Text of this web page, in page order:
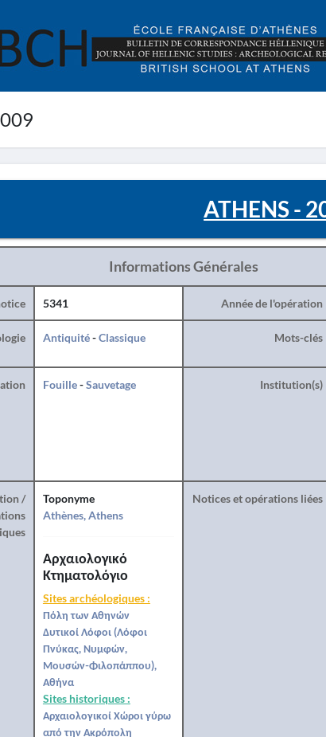
ATHENS -
Informations Générales
5341 Année de l'opération
Antiquité-Classique Mots-clés
Fouille-Sauvetage Institution(s)
/
Toponyme
Athènes, Athens
Αρχαιολογικό
Κτηματολόγιο
Sites archéologiques :
Πόλη των Αθηνών
Δυτικοί Λόφοι (Λόφοι
Πνύκας, Νυμφών,
Μουσών-Φιλοπάππου),
Αθήνα
Sites historiques :
Αρχαιολογικοί Χώροι γύρω
από την Ακρόπολη
Notices et opérations liées